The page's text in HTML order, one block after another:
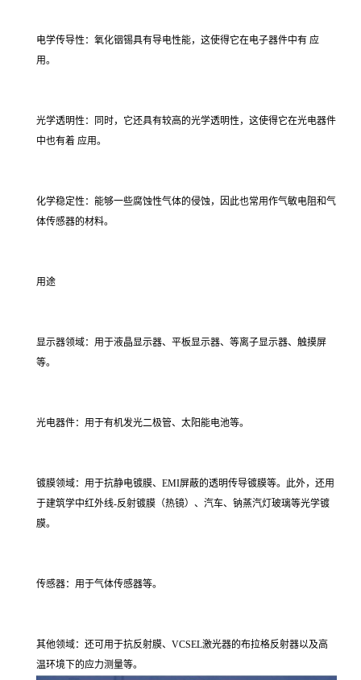
电学传导性：氧化铟锡具有导电性能，这使得它在电子器件中有 应
用。
光学透明性：同时，它还具有较高的光学透明性，这使得它在光电器件
中也有着 应用。
化学稳定性：能够一些腐蚀性气体的侵蚀，因此也常用作气敏电阻和气
体传感器的材料。
用途
显示器领域：用于液晶显示器、平板显示器、等离子显示器、触摸屏
等。
光电器件：用于有机发光二极管、太阳能电池等。
镀膜领域：用于抗静电镀膜、EMI屏蔽的透明传导镀膜等。此外，还用
于建筑学中红外线-反射镀膜（热镜）、汽车、钠蒸汽灯玻璃等光学镀
膜。
传感器：用于气体传感器等。
其他领域：还可用于抗反射膜、VCSEL激光器的布拉格反射器以及高
温环境下的应力测量等。